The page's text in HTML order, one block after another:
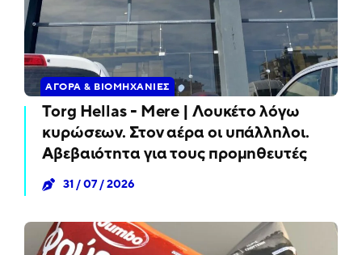
ΑΓΟΡΆ & ΒΙΟΜΗΧΑΝΊΕΣ
Torg Hellas - Mere | Λουκέτο λόγω
κυρώσεων. Στον αέρα οι υπάλληλοι.
Αβεβαιότητα για τους προμηθευτές
31 / 07 / 2026